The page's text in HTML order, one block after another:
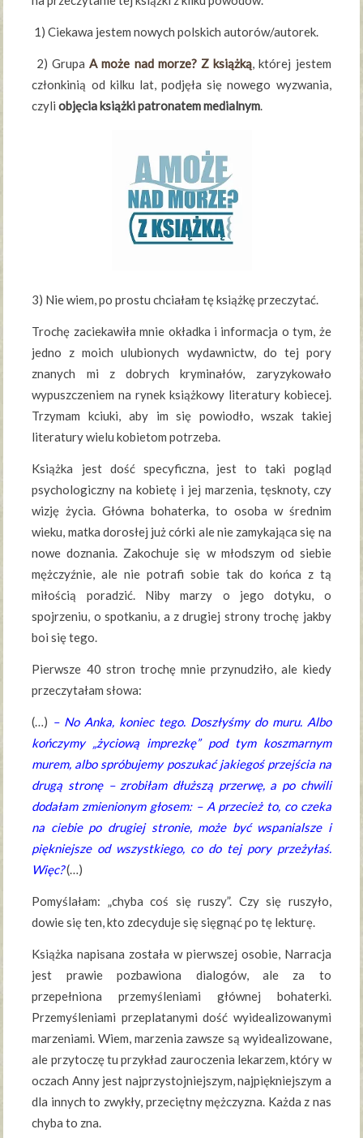
1) Ciekawa jestem nowych polskich autorów/autorek.
2) GrupaA może nad morze? Z książką, której jestem
członkinią od kilku lat, podjęła się nowego wyzwania,
czyliobjęcia książki patronatem medialnym.
3) Nie wiem, po prostu chciałam tę książkę przeczytać.
Trochę zaciekawiła mnie okładka i informacja o tym, że
jedno z moich ulubionych wydawnictw, do tej pory
znanych mi z dobrych kryminałów, zaryzykowało
wypuszczeniem na rynek książkowy literatury kobiecej.
Trzymam kciuki, aby im się powiodło, wszak takiej
literatury wielu kobietom potrzeba.
Książka jest dość specyficzna, jest to taki pogląd
psychologiczny na kobietę i jej marzenia, tęsknoty, czy
wizję życia. Główna bohaterka, to osoba w średnim
wieku, matka dorosłej już córki ale nie zamykająca się na
nowe doznania. Zakochuje się w młodszym od siebie
mężczyźnie, ale nie potrafi sobie tak do końca z tą
miłością poradzić. Niby marzy o jego dotyku, o
spojrzeniu, o spotkaniu, a z drugiej strony trochę jakby
boi się tego.
Pierwsze 40 stron trochę mnie przynudziło, ale kiedy
przeczytałam słowa:
(…) – No Anka, koniec tego. Doszłyśmy do muru. Albo
kończymy „życiową imprezkę” pod tym koszmarnym
murem, albo spróbujemy poszukać jakiegoś przejścia na
drugą stronę – zrobiłam dłuższą przerwę, a po chwili
dodałam zmienionym głosem: – A przecież to, co czeka
na ciebie po drugiej stronie, może być wspanialsze i
piękniejsze od wszystkiego, co do tej pory przeżyłaś.
Więc?(…)
Pomyślałam: „chyba coś się ruszy”. Czy się ruszyło,
dowie się ten, kto zdecyduje się sięgnąć po tę lekturę.
Książka napisana została w pierwszej osobie, Narracja
jest prawie pozbawiona dialogów, ale za to
przepełniona przemyśleniami głównej bohaterki.
Przemyśleniami przeplatanymi dość wyidealizowanymi
marzeniami. Wiem, marzenia zawsze są wyidealizowane,
ale przytoczę tu przykład zauroczenia lekarzem, który w
oczach Anny jest najprzystojniejszym, najpiękniejszym a
dla innych to zwykły, przeciętny mężczyzna. Każda z nas
chyba to zna.